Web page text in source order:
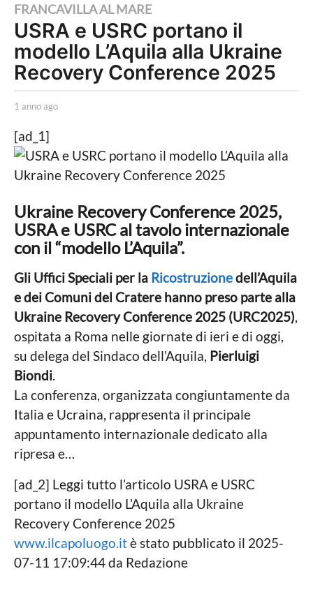
1
a
n
n
a
o
a
n
n
o
g
o
FRANCAVILLA AL MARE
USRA e USRC portano il
modello L’Aquila alla Ukraine
Recovery Conference 2025
b
R
e
d
a
o
n
e
1 anno ago
o
a
[ad_1]
Ukraine Recovery Conference 2025,
USRA e USRC al tavolo internazionale
con il “modello L’Aquila”.
Gli Uffici Speciali per la Ricostruzionedell’Aquila
e dei Comuni del Cratere hanno preso parte alla
Ukraine Recovery Conference 2025 (URC2025),
ospitata a Roma nelle giornate di ieri e di oggi,
su delega del Sindaco dell’Aquila, Pierluigi
Biondi.
La conferenza, organizzata congiuntamente da
Italia e Ucraina, rappresenta il principale
appuntamento internazionale dedicato alla
ripresa e…
[ad_2] Leggi tutto l’articolo USRA e USRC
portano il modello L’Aquila alla Ukraine
Recovery Conference 2025
www.ilcapoluogo.itè stato pubblicato il 2025-
07-11 17:09:44 da Redazione